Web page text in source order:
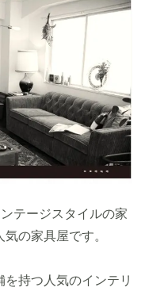
テージスタイルの家
の家具屋です。
持つ人気のインテリ